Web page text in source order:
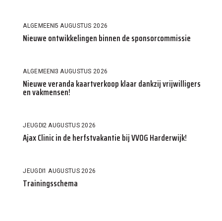
ALGEMEEN5 AUGUSTUS 2026
Nieuwe ontwikkelingen binnen de sponsorcommissie
ALGEMEEN3 AUGUSTUS 2026
Nieuwe veranda kaartverkoop klaar dankzij vrijwilligers
en vakmensen!
JEUGD2 AUGUSTUS 2026
Ajax Clinic in de herfstvakantie bij VVOG Harderwijk!
JEUGD1 AUGUSTUS 2026
Trainingsschema